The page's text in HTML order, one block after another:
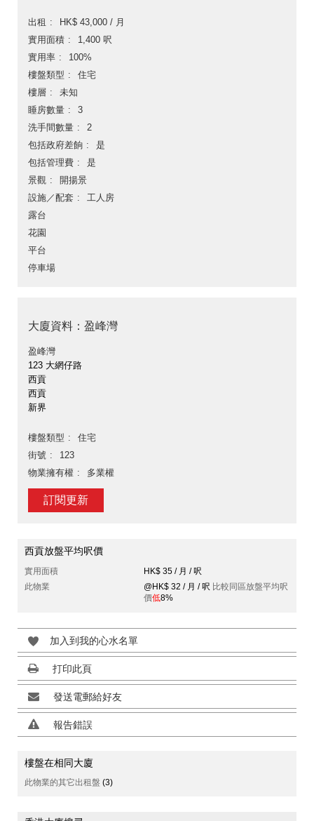
出租
HK$ 43,000 / 月
實用面積
1,400 呎
實用率
100%
樓盤類型
住宅
樓層
未知
睡房數量
3
洗手間數量
2
包括政府差餉
是
包括管理費
是
景觀
開揚景
設施／配套
工人房
露台
花園
平台
停車場
大廈資料：盈峰灣
盈峰灣
123 大網仔路
西貢
西貢
新界
樓盤類型
住宅
街號
123
物業擁有權
多業權
訂閱更新
西貢放盤平均呎價
實用面積
HK$ 35 / 月 / 呎
此物業
@HK$ 32 / 月 / 呎 比較同區放盤平均呎
價低8%
加入到我的心水名單
打印此頁
發送電郵給好友
報告錯誤
樓盤在相同大廈
此物業的其它出租盤 (3)